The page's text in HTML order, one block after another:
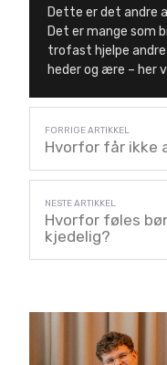
Dette er det andre
Det er mange som
trofast hjelpe
heder og ære – her
Hvorfor får ikke
Hvorfor føles
kjedelig?